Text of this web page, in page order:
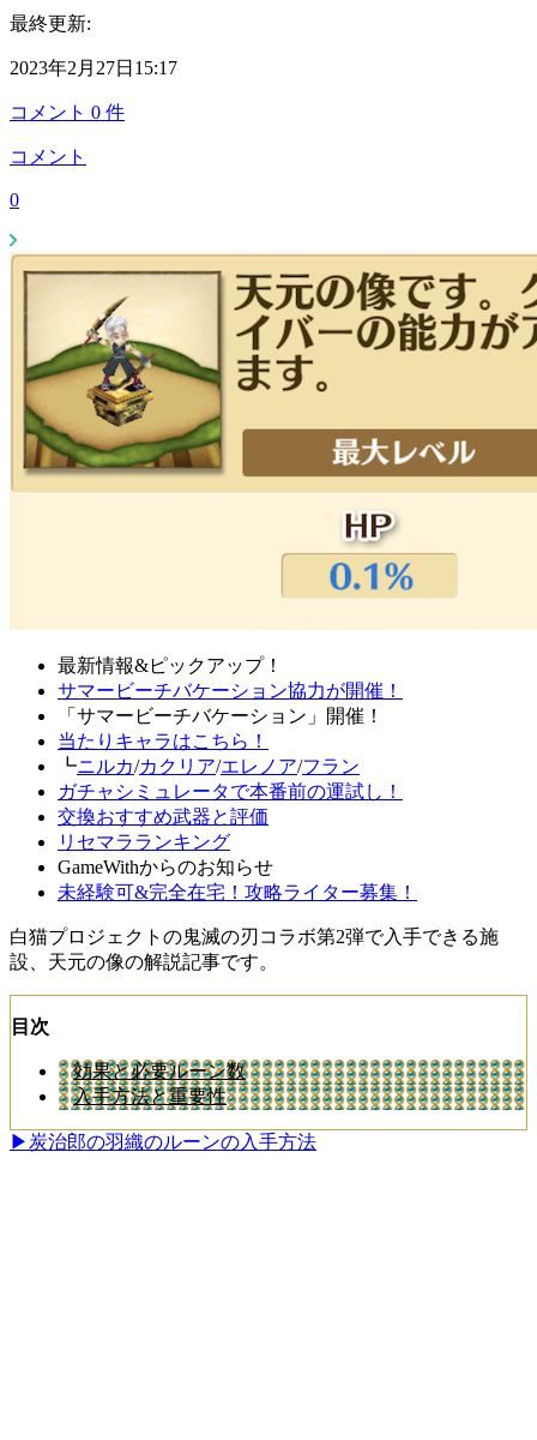
最終更新:
2023年2月27日15:17
コメント 0 件
コメント
0
最新情報&ピックアップ！
サマービーチバケーション協力が開催！
「サマービーチバケーション」開催！
当たりキャラはこちら！
┗ニルカ/カクリア/エレノア/フラン
ガチャシミュレータで本番前の運試し！
交換おすすめ武器と評価
リセマラランキング
GameWithからのお知らせ
未経験可&完全在宅！攻略ライター募集！
白猫プロジェクトの鬼滅の刃コラボ第2弾で入手できる施
設、天元の像の解説記事です。
目次
効果と必要ルーン数
入手方法と重要性
▶炭治郎の羽織のルーンの入手方法